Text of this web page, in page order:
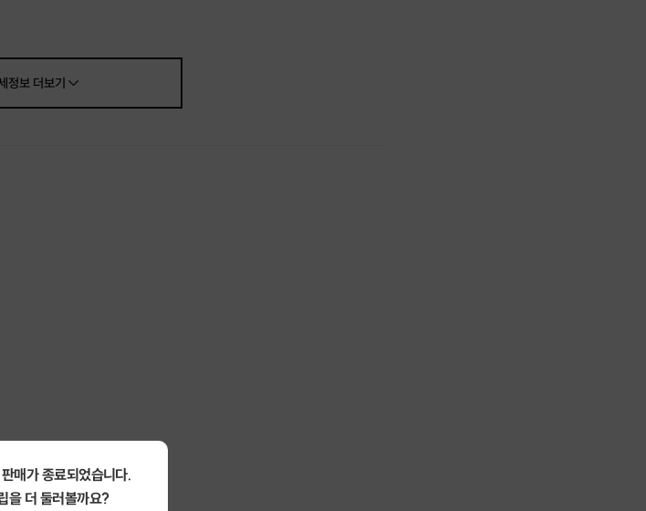
신은 준비된 일일 천만 배우!'
라마 명장면 중 한 장면을
따라 약간의 조정이
음을 알려드립니다.
정보더보기
매가 종료되었습니다.
을 더 둘러볼까요?